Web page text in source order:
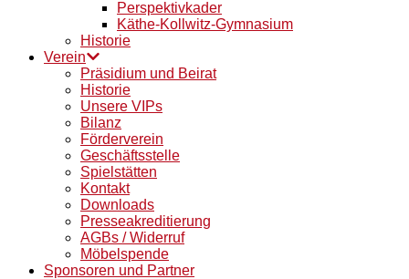
Perspektivkader
Käthe-Kollwitz-Gymnasium
Historie
Verein
Präsidium und Beirat
Historie
Unsere VIPs
Bilanz
Förderverein
Geschäftsstelle
Spielstätten
Kontakt
Downloads
Presseakreditierung
AGBs / Widerruf
Möbelspende
Sponsoren und Partner